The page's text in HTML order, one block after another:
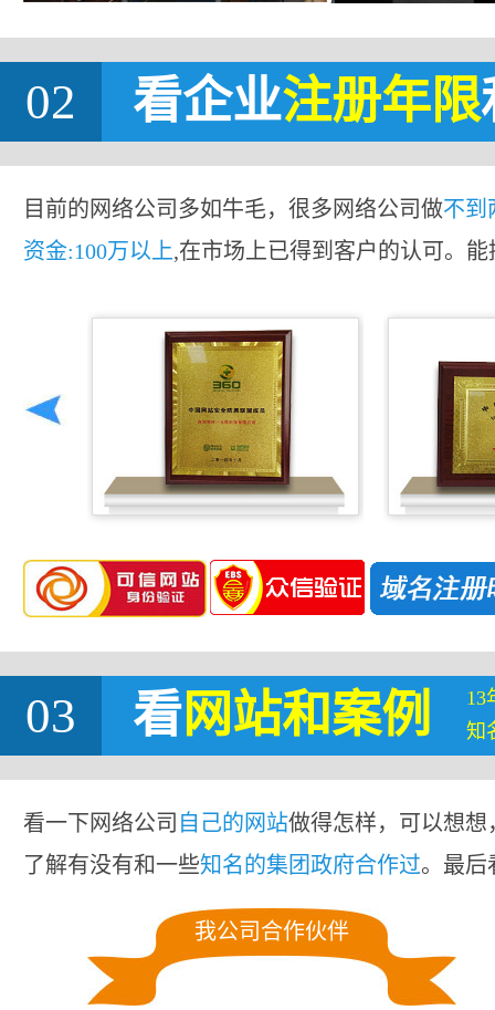
02 看企业注册年限
目前的网络公司多如牛毛，很多网络公司做不到
资金:100万以上,在市场上已得到客户的认可。
03 看网站和案例
13
知
看一下网络公司 自己的网站做得怎样，可以想
了解有没有和一些知名的集团政府合作过。最后
我公司合作伙伴